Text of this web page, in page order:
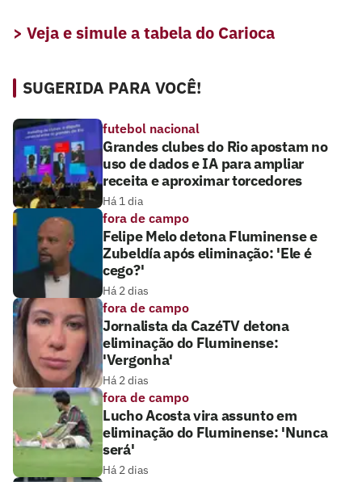
> Veja e simule a tabela do Carioca
SUGERIDA PARA VOCÊ!
futebol nacional
Grandes clubes do Rio apostam no
uso de dados e IA para ampliar
receita e aproximar torcedores
Há 1 dia
fora de campo
Felipe Melo detona Fluminense e
Zubeldía após eliminação: 'Ele é
cego?'
Há 2 dias
fora de campo
Jornalista da CazéTV detona
eliminação do Fluminense:
'Vergonha'
Há 2 dias
fora de campo
Lucho Acosta vira assunto em
eliminação do Fluminense: 'Nunca
será'
Há 2 dias